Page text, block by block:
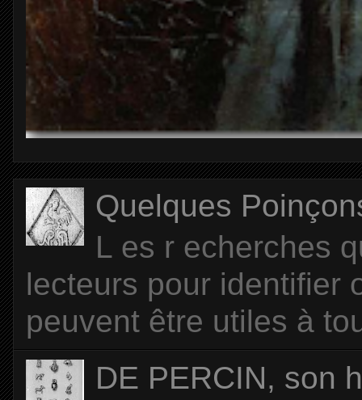
Quelques
L es r echerches
lecteurs pour identifier
peuvent être utiles à
DE PERCIN, son